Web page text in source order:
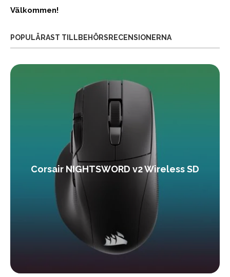
Välkommen!
POPULÄRAST TILLBEHÖRSRECENSIONERNA
Corsair NIGHTSWORD v2 Wireless SD